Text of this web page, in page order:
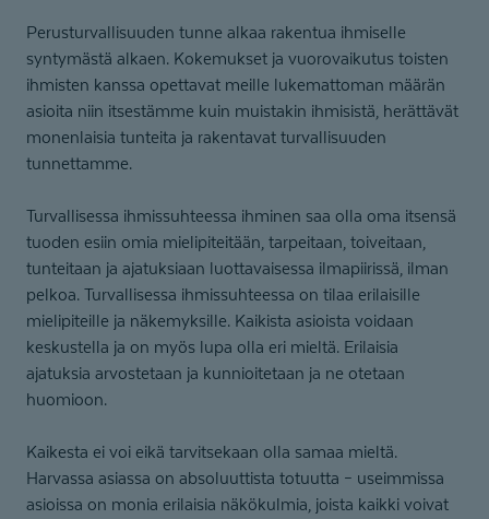
Perusturvallisuuden tunne alkaa rakentua ihmiselle
syntymästä alkaen. Kokemukset ja vuorovaikutus toisten
ihmisten kanssa opettavat meille lukemattoman määrän
asioita niin itsestämme kuin muistakin ihmisistä, herättävät
monenlaisia tunteita ja rakentavat turvallisuuden
tunnettamme.
Turvallisessa ihmissuhteessa ihminen saa olla oma itsensä
tuoden esiin omia mielipiteitään, tarpeitaan, toiveitaan,
tunteitaan ja ajatuksiaan luottavaisessa ilmapiirissä, ilman
pelkoa. Turvallisessa ihmissuhteessa on tilaa erilaisille
mielipiteille ja näkemyksille. Kaikista asioista voidaan
keskustella ja on myös lupa olla eri mieltä. Erilaisia
ajatuksia arvostetaan ja kunnioitetaan ja ne otetaan
huomioon.
Kaikesta ei voi eikä tarvitsekaan olla samaa mieltä.
Harvassa asiassa on absoluuttista totuutta – useimmissa
asioissa on monia erilaisia näkökulmia, joista kaikki voivat